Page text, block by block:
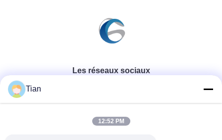
Les réseaux sociaux
Tian
12:52 PM